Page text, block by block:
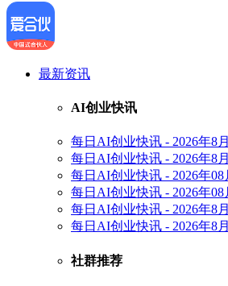
最新资讯
AI创业快讯
每日AI创业快讯 - 2026年8
每日AI创业快讯 - 2026年8
每日AI创业快讯 - 2026年08
每日AI创业快讯 - 2026年08
每日AI创业快讯 - 2026年8
每日AI创业快讯 - 2026年8
社群推荐